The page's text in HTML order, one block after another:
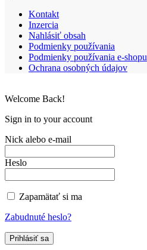
Kontakt
Inzercia
Nahlásiť obsah
Podmienky používania
Podmienky používania e-shopu
Ochrana osobných údajov
Welcome Back!
Sign in to your account
Nick alebo e-mail
Heslo
Zapamätať si ma
Zabudnuté heslo?